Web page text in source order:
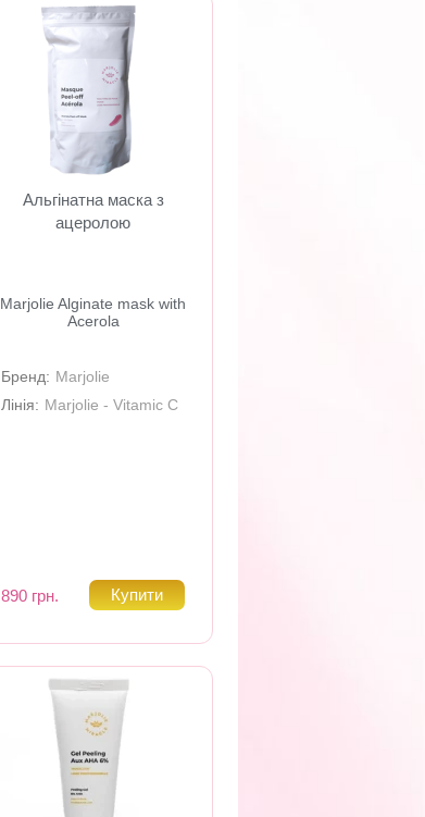
Альгінатна маска з
ацеролою
Marjolie Alginate mask with
Acerola
Бренд: Marjolie
Лінія: Marjolie - Vitamic C
890 грн.